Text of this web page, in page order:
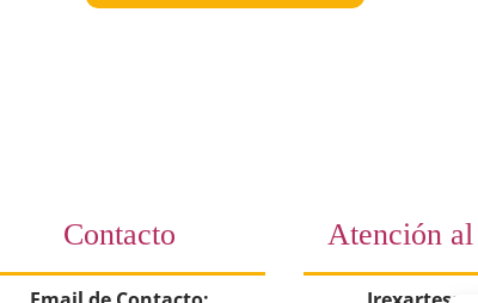
Contacto Atención